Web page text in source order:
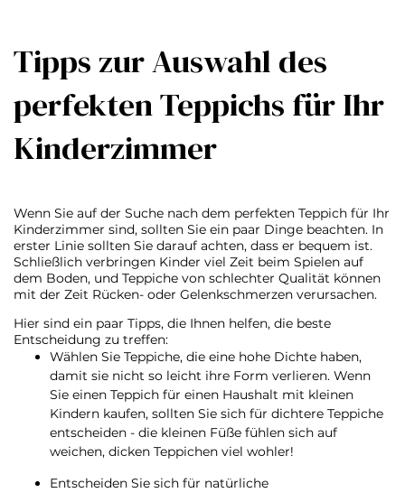
Tipps zur Auswahl des
perfekten Teppichs für Ihr
Kinderzimmer
Wenn Sie auf der Suche nach dem perfekten Teppich für Ihr
Kinderzimmer sind, sollten Sie ein paar Dinge beachten. In
erster Linie sollten Sie darauf achten, dass er bequem ist.
Schließlich verbringen Kinder viel Zeit beim Spielen auf
dem Boden, und Teppiche von schlechter Qualität können
mit der Zeit Rücken- oder Gelenkschmerzen verursachen.
Hier sind ein paar Tipps, die Ihnen helfen, die beste
Entscheidung zu treffen:
Wählen Sie Teppiche, die eine hohe Dichte haben,
damit sie nicht so leicht ihre Form verlieren. Wenn
Sie einen Teppich für einen Haushalt mit kleinen
Kindern kaufen, sollten Sie sich für dichtere Teppiche
entscheiden - die kleinen Füße fühlen sich auf
weichen, dicken Teppichen viel wohler!
Entscheiden Sie sich für natürliche